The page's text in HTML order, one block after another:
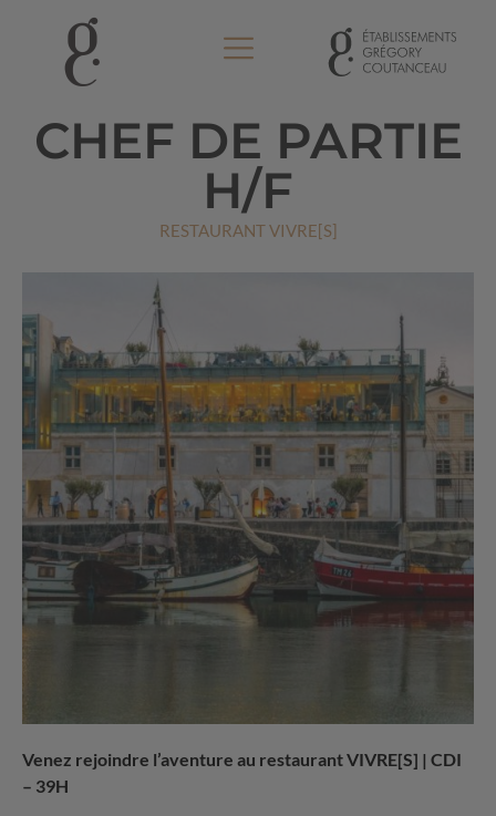
CHEF DE PARTIE
H/F
RESTAURANT VIVRE[S]
Venez rejoindre l’aventure au restaurant VIVRE[S] | CDI
– 39H